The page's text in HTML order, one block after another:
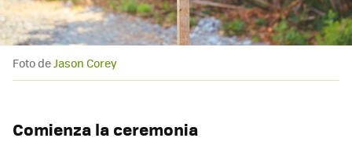
Foto deJason Corey
Comienza la ceremonia